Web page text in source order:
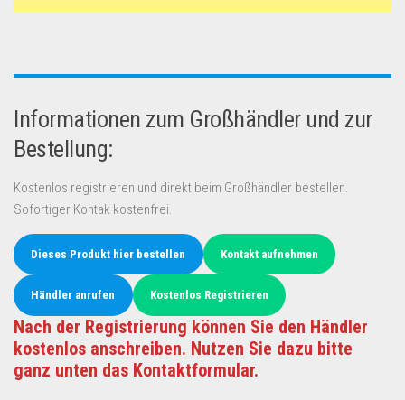
Informationen zum Großhändler und zur
Bestellung:
Kostenlos registrieren und direkt beim Großhändler bestellen.
Sofortiger Kontak kostenfrei.
Dieses Produkt hier bestellen Kontakt aufnehmen
Händler anrufen Kostenlos Registrieren
Nach der Registrierung können Sie den Händler
kostenlos anschreiben. Nutzen Sie dazu bitte
ganz unten das Kontaktformular.